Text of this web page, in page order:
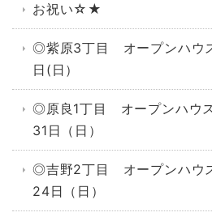
お祝い☆★
◎紫原3丁目 オープンハウ
日(日）
◎原良1丁目 オープンハウ
31日（日）
◎吉野2丁目 オープンハウ
24日（日）